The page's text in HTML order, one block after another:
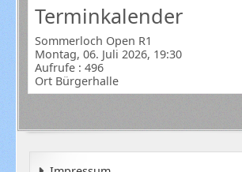
Terminkalender
Sommerloch Open R1
Montag, 06. Juli 2026, 19:30
Aufrufe: 496
Ort Bürgerhalle